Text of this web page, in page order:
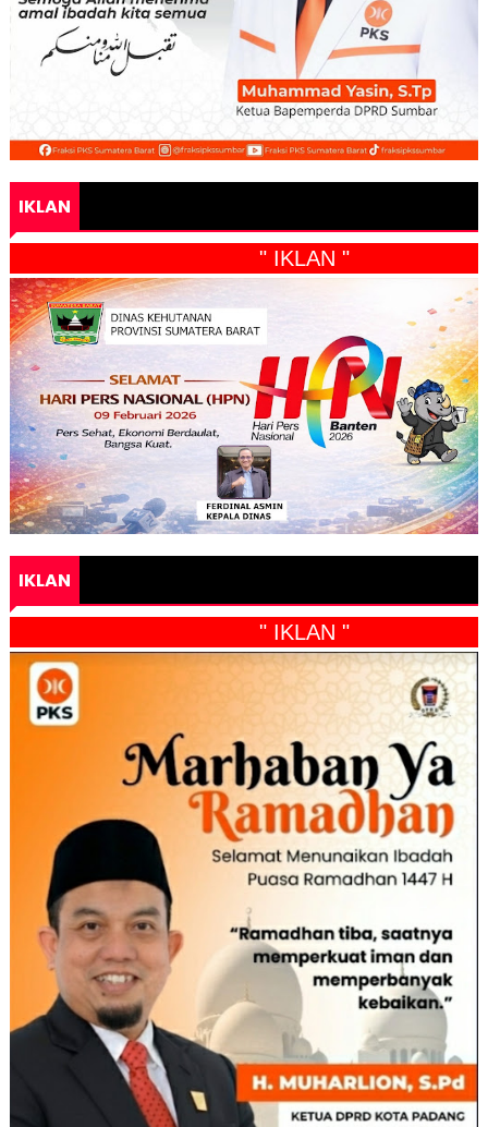
IKLAN
" IKLAN "
IKLAN
" IKLAN "